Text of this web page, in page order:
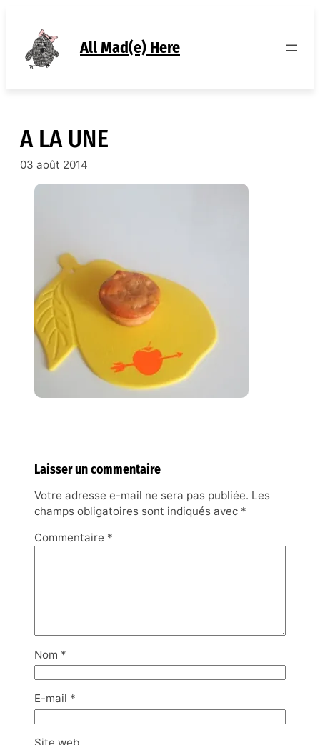
contenu
All Mad(e) Here
A LA UNE
03 août 2014
Laisser un commentaire
Votre adresse e-mail ne sera pas publiée. Les
champs obligatoires sont indiqués avec *
Commentaire *
Nom *
E-mail *